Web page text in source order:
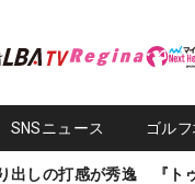
SNSニュース ゴル
出しの打感が秀逸 『ト